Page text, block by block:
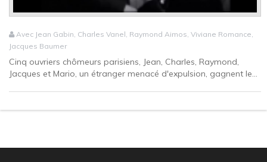
Avec Jean Gabin, Charles Vanel, Raymond Aimos, Viviane Romance,
Jacques Baumer
Cinq ouvriers chômeurs parisiens, Jean, Charles, Raymond,
Jacques et Mario, un étranger menacé d'expulsion, gagnent le...